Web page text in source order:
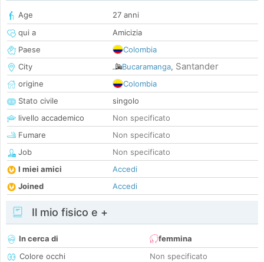
Age
27 anni
qui a
Amicizia
Paese
Colombia
City
Bucaramanga, Santander
origine
Colombia
Stato civile
singolo
livello accademico
Non specificato
Fumare
Non specificato
Job
Non specificato
I miei amici
Accedi
Joined
Accedi
Il mio fisico e +
In cerca di
femmina
Colore occhi
Non specificato